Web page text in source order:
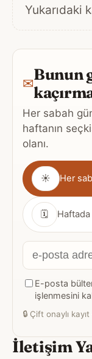
Yukarıdaki
✉Bunun
Her sabah
haftanın
olanı.
Gönderim
sıklığı
☀ Her
🗓
E-
posta
adresiniz
E-posta
işlenmesini
🔒 Çift onaylı kayıt
İletişim